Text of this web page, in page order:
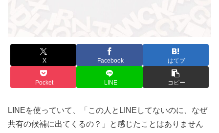
X Facebook はてブ
Pocket LINE コピー
LINEを使っていて、「この人とLINEしてないのに、なぜ
共有の候補に出てくるの？」と感じたことはありません